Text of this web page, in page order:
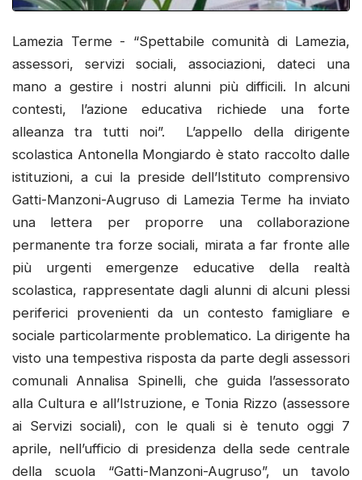
Lamezia Terme - “Spettabile comunità di Lamezia,
assessori, servizi sociali, associazioni, dateci una
mano a gestire i nostri alunni più difficili. In alcuni
contesti, l’azione educativa richiede una forte
alleanza tra tutti noi”. L’appello della dirigente
scolastica Antonella Mongiardo è stato raccolto dalle
istituzioni, a cui la preside dell’Istituto comprensivo
Gatti-Manzoni-Augruso di Lamezia Terme ha inviato
una lettera per proporre una collaborazione
permanente tra forze sociali, mirata a far fronte alle
più urgenti emergenze educative della realtà
scolastica, rappresentate dagli alunni di alcuni plessi
periferici provenienti da un contesto famigliare e
sociale particolarmente problematico. La dirigente ha
visto una tempestiva risposta da parte degli assessori
comunali Annalisa Spinelli, che guida l’assessorato
alla Cultura e all’Istruzione, e Tonia Rizzo (assessore
ai Servizi sociali), con le quali si è tenuto oggi 7
aprile, nell’ufficio di presidenza della sede centrale
della scuola “Gatti-Manzoni-Augruso”, un tavolo